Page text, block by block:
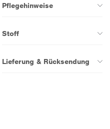
Pflegehinweise
Stoff
Lieferung & Rücksendung